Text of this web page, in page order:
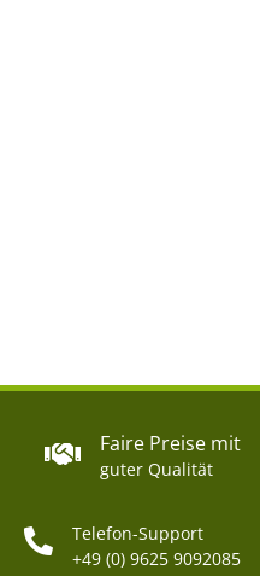
Faire Preise mit
guter Qualität
Telefon-Support
+49 (0) 9625 9092085